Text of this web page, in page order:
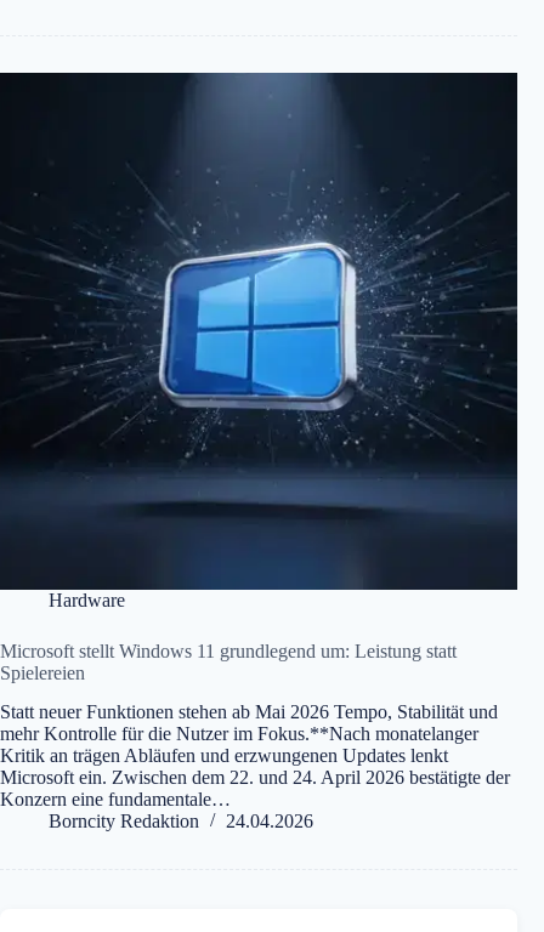
Hardware
Microsoft stellt Windows 11 grundlegend um: Leistung statt
Spielereien
Statt neuer Funktionen stehen ab Mai 2026 Tempo, Stabilität und
mehr Kontrolle für die Nutzer im Fokus.**Nach monatelanger
Kritik an trägen Abläufen und erzwungenen Updates lenkt
Microsoft ein. Zwischen dem 22. und 24. April 2026 bestätigte der
Konzern eine fundamentale…
Borncity Redaktion
24.04.2026